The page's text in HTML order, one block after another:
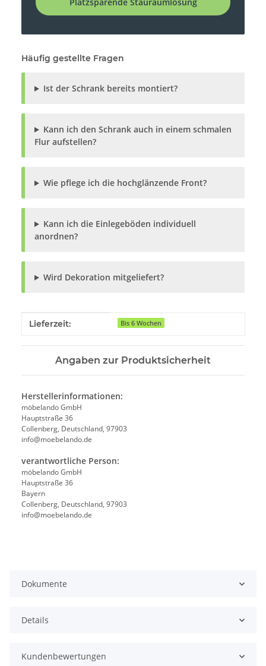
Häufig gestellte Fragen
Ist der Schrank bereits montiert?
Kann ich den Schrank auch in einem schmalen
Flur aufstellen?
Wie pflege ich die hochglänzende Front?
Kann ich die Einlegeböden individuell
anordnen?
Wird Dekoration mitgeliefert?
Produkteigenschaft
Wert
Lieferzeit: Bis 6 Wochen
Angaben zur Produktsicherheit
Herstellerinformationen:
möbelando GmbH
Hauptstraße 36
Collenberg, Deutschland, 97903
info@moebelando.de
verantwortliche Person:
möbelando GmbH
Hauptstraße 36
Bayern
Collenberg, Deutschland, 97903
info@moebelando.de
Dokumente
Details
Kundenbewertungen